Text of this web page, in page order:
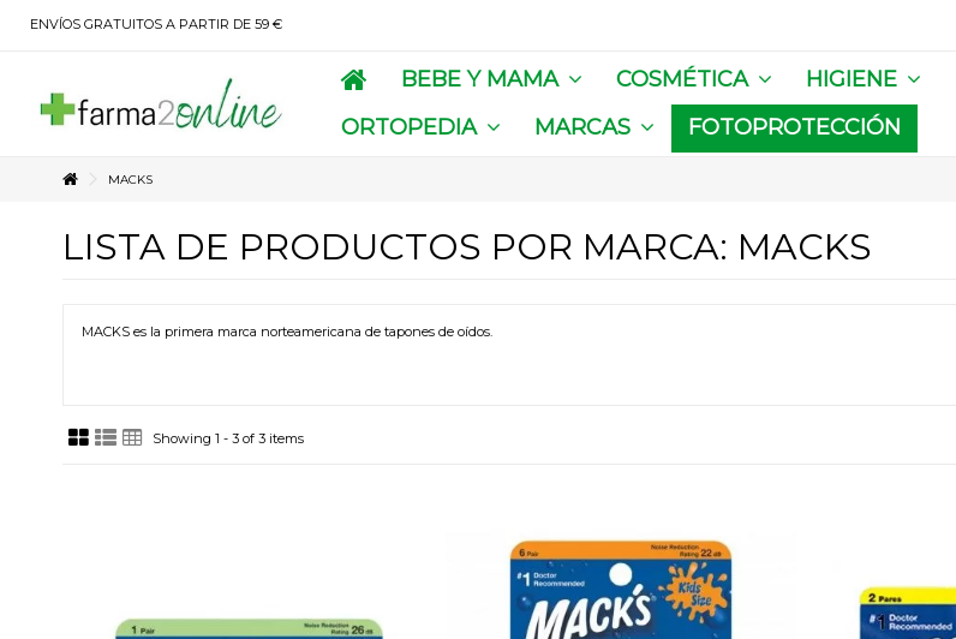
ENVÍOS GRATUITOS A PARTIR DE 59 €
BEBE Y MAMA COSMÉTICA HIGIENE
ORTOPEDIA
MARCAS FOTOPROTECCIÓN
MACKS
LISTA DE PRODUCTOS POR MARCA: MACKS
MACKS es la primera marca norteamericana de tapones de oídos.
Showing 1 - 3 of 3 items